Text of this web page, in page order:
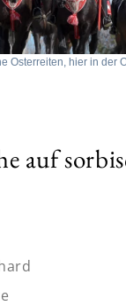
Osterreiten, hier in der
auf